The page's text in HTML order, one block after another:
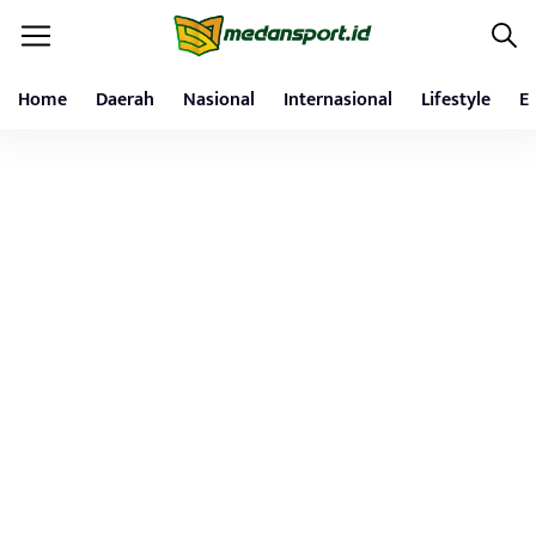
Home Daerah Nasional Internasional Lifestyle